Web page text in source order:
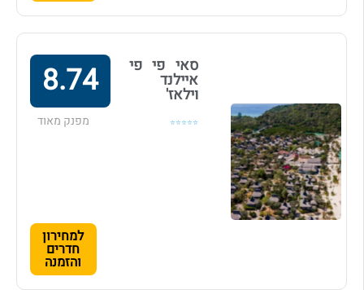
סאי פי פי
איילנד
וילאז'
⭐⭐⭐⭐⭐
8.74
מפנק מאוד
למחירון
חדרים
והזמנה